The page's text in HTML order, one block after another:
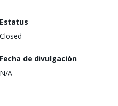
Estatus
Closed
Fecha de divulgación
N/A